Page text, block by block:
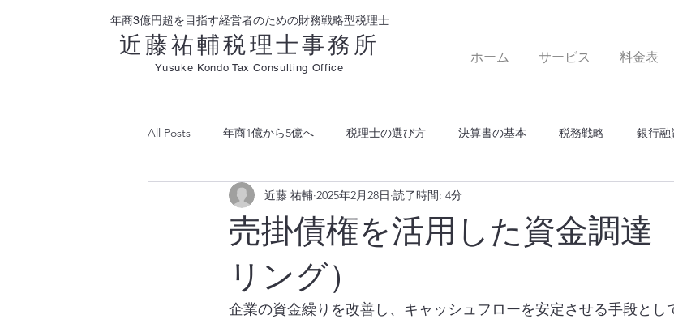
年商3億円超を目指す経営者のための財務戦略型税理士
近藤祐輔税理士事務所
Yusuke Kondo Tax Consulting Office
ホーム サービス 料金表
All Posts 年商1億から5億へ 税理士の選び方 決算書の基本 税務戦略 銀行融
売掛債権を活用した資金調達
リング）
近藤 祐輔 2025年2月28日 読了時間: 4分
企業の資金繰りを改善し、キャッシュフローを安定させる手段とし